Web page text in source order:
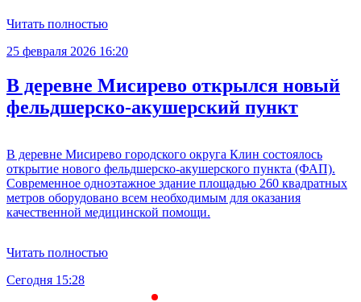
Читать полностью
25 февраля 2026 16:20
В деревне Мисирево открылся новый
фельдшерско-акушерский пункт
В деревне Мисирево городского округа Клин состоялось
открытие нового фельдшерско-акушерского пункта (ФАП).
Современное одноэтажное здание площадью 260 квадратных
метров оборудовано всем необходимым для оказания
качественной медицинской помощи.
Читать полностью
Сегодня 15:28